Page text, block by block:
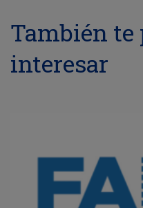
También te
interesar